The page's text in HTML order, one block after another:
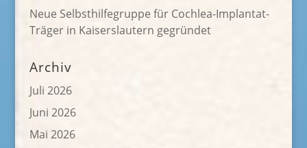
Neue Selbsthilfegruppe für Cochlea-Implantat-
Träger in Kaiserslautern gegründet
Archiv
Juli 2026
Juni 2026
Mai 2026